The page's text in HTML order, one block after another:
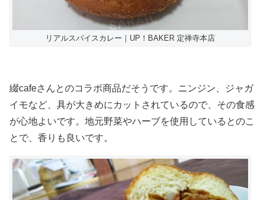
リアルスパイスカレー｜UP！BAKER 定禅寺本店
綴cafeさんとのコラボ商品だそうです。ニンジン、ジャガ
イモなど、具が大きめにカットされているので、その食感
が心地よいです。地元野菜やハーブを使用しているとのこ
とで、香りも良いです。